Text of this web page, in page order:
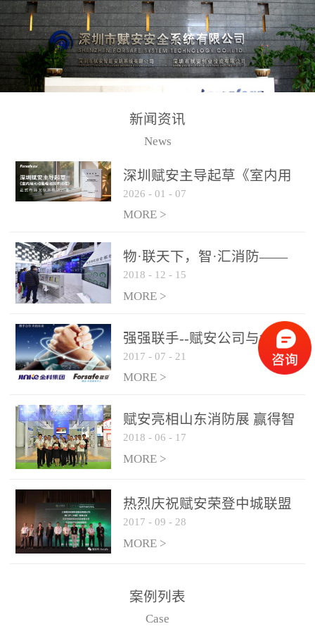
测方法已无法满足要求。
尤其是目前众多的大型影
剧院、会议展览中心、体
育馆、大型仓库和隧道空
间等，其建筑结构特殊、
火灾隐患多。一旦发生火
传统的火灾关测器无法被
及时缺发，不能及早发现
和有效扑救火火，这不仅
力和闲难，同时也将造成
巨大的经济损失和社会影
响，基至还会造成人员伤
亡。图像型火灾探测器正
是针对这种高大空间建筑
物的消防设施、设备通过
现场图像的实时获取、预
处理和特征提取分析，实
现火焰的跟踪和识别。能
更早的进行预警，达到早
报早防的效果。 系统构
成示意图： 图像型火灾
和监控端两大部分组成。
两者之间通过以太网相
联，一台监控主机最多可
从监控主机上获取，最多
只能接6台，超过的需从现
校验的总线传输技术、线
路状态检测与保护技术、
后向光电感烟探测技术、
高可靠的系统抗干扰技术
等多项专利技术和专有技
警领域三十多年技术积累
和工程实践的结晶。
新闻资讯
News
深圳赋安主导起草《室内用
光动能电池技术规程》 正式
布局光伏新能源产业
2026 - 01 - 07
MORE >
物·联天下，智·汇消防——
赋安F&S 2018上海消防展圆
满落幕
2018 - 12 - 15
MORE >
强强联手--赋安公司与金科
集团达成战略合作协议
2017 - 07 - 21
MORE >
赋安亮相山东消防展 赢得智
慧消防新荣耀
2018 - 06 - 17
MORE >
热烈庆祝赋安荣登中城联盟
联合采购战略合作平台
2017 - 09 - 28
MORE >
案例列表
Case